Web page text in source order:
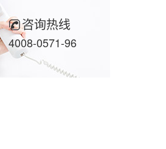
咨询热线
4008-0571-96